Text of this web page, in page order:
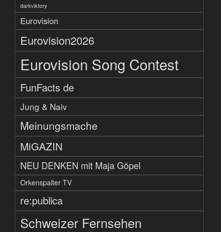
darkviktory
Eurovision
Eurovision2026
Eurovision Song Contest
FunFacts de
Jung & Naiv
Meinungsmache
MiGAZIN
NEU DENKEN mit Maja Göpel
Orkenspalter TV
re:publica
Schweizer Fernsehen